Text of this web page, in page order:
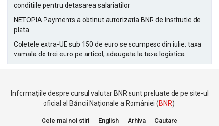
conditiile pentru detasarea salariatilor
NETOPIA Payments a obtinut autorizatia BNR de institutie de
plata
Coletele extra-UE sub 150 de euro se scumpesc din iulie: taxa
vamala de trei euro pe articol, adaugata la taxa logistica
Informațiile despre cursul valutar BNR sunt preluate de pe site-ul
oficial al Băncii Naționale a României (BNR).
Cele mai noi stiri English Arhiva Cautare